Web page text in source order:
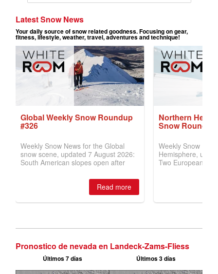
Pronostico de nevada en Landeck-Zams-Fliess
Últimos 7 días Últimos 3 días